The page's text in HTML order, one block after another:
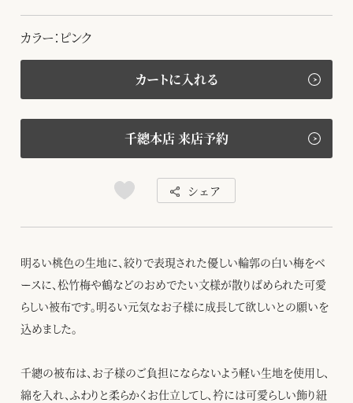
カラー：ピンク
カートに入れる
千總本店 来店予約
シェア
明るい桃色の生地に、絞りで表現された優しい輪郭の白い梅をベ
ースに、松竹梅や鶴などのおめでたい文様が散りばめられた可愛
らしい被布です。明るい元気なお子様に成長して欲しいとの願いを
込めました。
千總の被布は、お子様のご負担にならないよう軽い生地を使用し、
綿を入れ、ふわりと柔らかくお仕立してし、衿には可愛らしい飾り紐